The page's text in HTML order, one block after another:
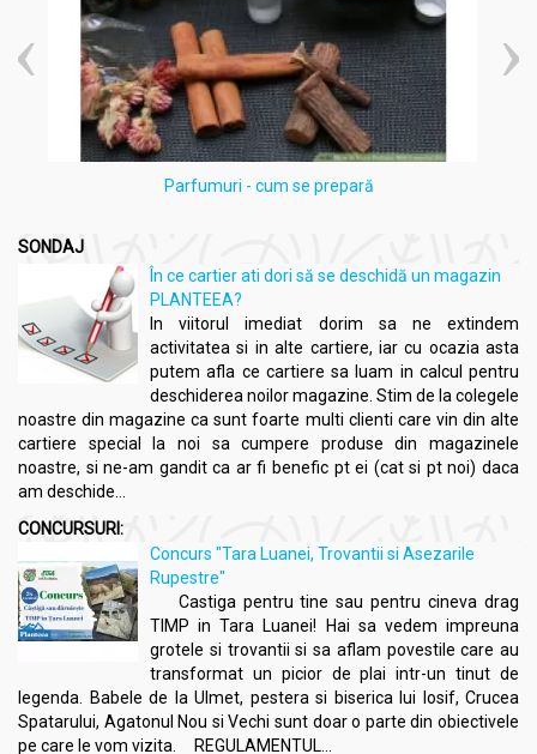
Parfumuri - cum se prepară
SONDAJ
În ce cartier ati dori să se deschidă un magazin
PLANTEEA?
In viitorul imediat dorim sa ne extindem
activitatea si in alte cartiere, iar cu ocazia asta
putem afla ce cartiere sa luam in calcul pentru
deschiderea noilor magazine. Stim de la colegele
noastre din magazine ca sunt foarte multi clienti care vin din alte
cartiere special la noi sa cumpere produse din magazinele
noastre, si ne-am gandit ca ar fi benefic pt ei (cat si pt noi) daca
am deschide...
CONCURSURI:
Concurs "Tara Luanei, Trovantii si Asezarile
Rupestre"
Castiga pentru tine sau pentru cineva drag
TIMP in Tara Luanei! Hai sa vedem impreuna
grotele si trovantii si sa aflam povestile care au
transformat un picior de plai intr-un tinut de
legenda. Babele de la Ulmet, pestera si biserica lui Iosif, Crucea
Spatarului, Agatonul Nou si Vechi sunt doar o parte din obiectivele
pe care le vom vizita. REGULAMENTUL...